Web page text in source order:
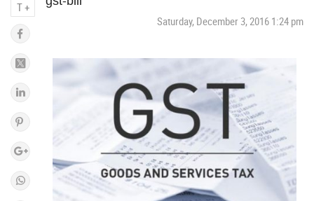
T +
Saturday, December 3, 2016 1:24 pm